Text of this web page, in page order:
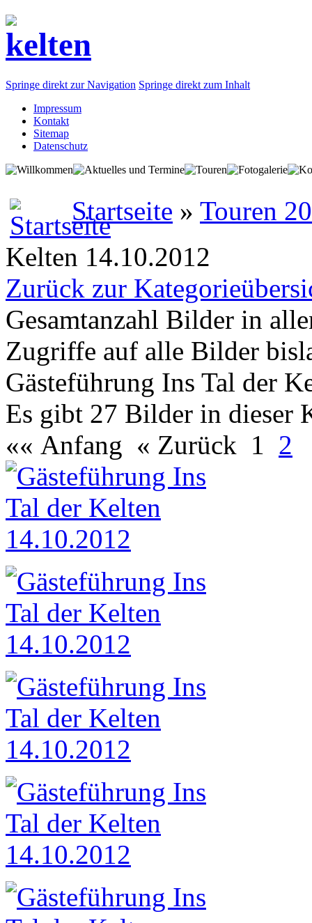
Springe direkt zur Navigation Springe direkt zum Inhalt
Impressum
Kontakt
Sitemap
Datenschutz
Startseite » Touren
Kelten 14.10.2012
Zurück zur
Gesamtanzahl Bilder in
Zugriffe auf alle Bilder
Gästeführung Ins Tal der
Es gibt 27 Bilder in dieser
«« Anfang « Zurück 1 2